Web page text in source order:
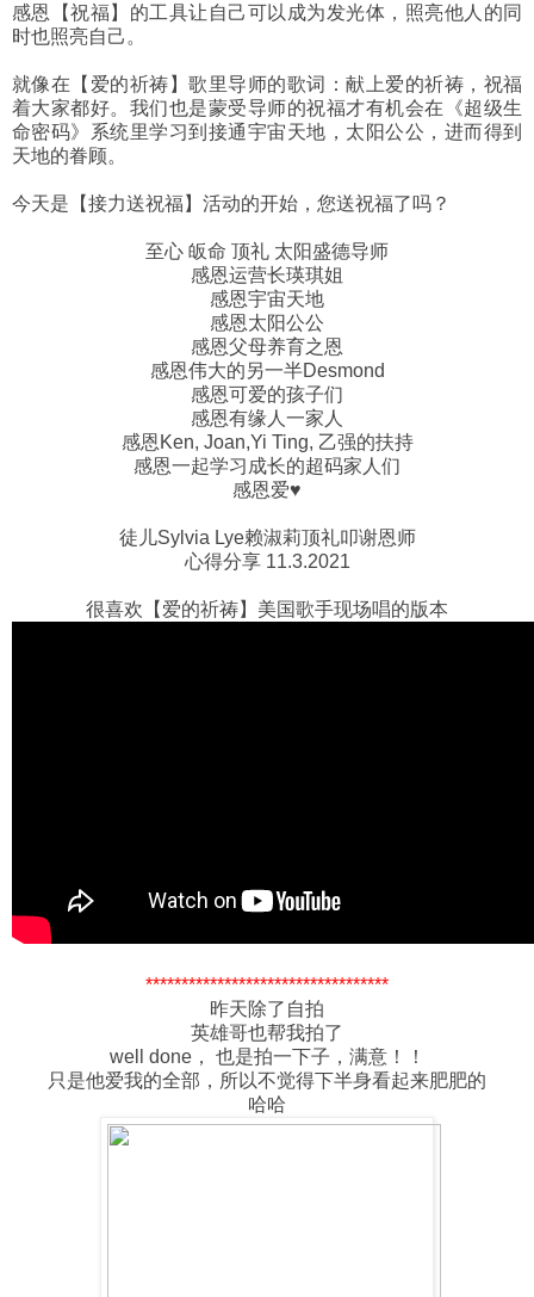
感恩【祝福】的工具让自己可以成为发光体，照亮他人的同
时也照亮自己。
就像在【爱的祈祷】歌里导师的歌词：献上爱的祈祷，祝福
着大家都好。我们也是蒙受导师的祝福才有机会在《超级生
命密码》系统里学习到接通宇宙天地，太阳公公，进而得到
天地的眷顾。
今天是【接力送祝福】活动的开始，您送祝福了吗？
至心 皈命 顶礼 太阳盛德导师
感恩运营长瑛琪姐
感恩宇宙天地
感恩太阳公公
感恩父母养育之恩
感恩伟大的另一半Desmond
感恩可爱的孩子们
感恩有缘人一家人
感恩Ken, Joan,Yi Ting, 乙强的扶持
感恩一起学习成长的超码家人们
感恩爱♥
徒儿Sylvia Lye赖淑莉顶礼叩谢恩师
心得分享 11.3.2021
很喜欢【爱的祈祷】美国歌手现场唱的版本
**********************************
昨天除了自拍
英雄哥也帮我拍了
well done， 也是拍一下子，满意！！
只是他爱我的全部，所以不觉得下半身看起来肥肥的
哈哈